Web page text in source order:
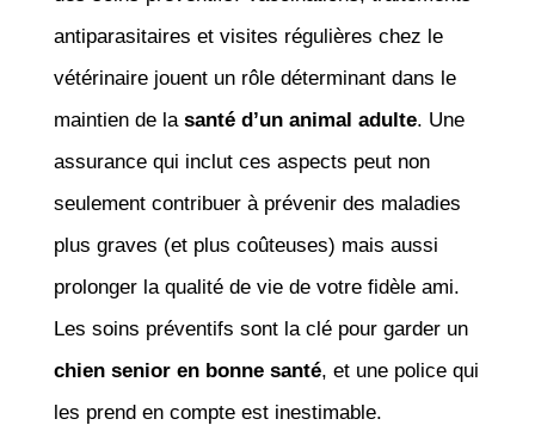
antiparasitaires et visites régulières chez le
vétérinaire jouent un rôle déterminant dans le
maintien de la santé d’un animal adulte. Une
assurance qui inclut ces aspects peut non
seulement contribuer à prévenir des maladies
plus graves (et plus coûteuses) mais aussi
prolonger la qualité de vie de votre fidèle ami.
Les soins préventifs sont la clé pour garder un
chien senior en bonne santé, et une police qui
les prend en compte est inestimable.